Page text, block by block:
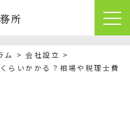
らいかかる？相場や税理士費用
山本たかし会計事務所】クラウ
ム
会社設立
らいかかる？相場や税理士費